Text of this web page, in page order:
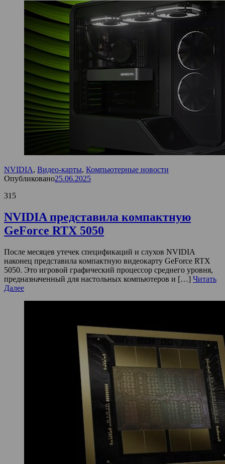
NVIDIA, Видео-карты, Компьютерные новости
Опубликовано25.06.2025
315
NVIDIA представила компактную
GeForce RTX 5050
После месяцев утечек спецификаций и слухов NVIDIA
наконец представила компактную видеокарту GeForce RTX
5050. Это игровой графический процессор среднего уровня,
предназначенный для настольных компьютеров и […] Читать
Далее